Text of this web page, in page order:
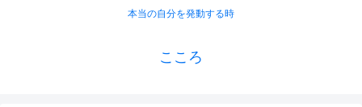
本当の自分を発動する時
こころ